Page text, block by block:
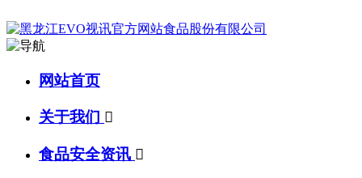
网站首页
关于我们 
食品安全资讯 